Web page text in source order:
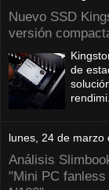
Nuevo SSD
versión
de
lunes, 24 de marzo
Análisis
"Mini PC